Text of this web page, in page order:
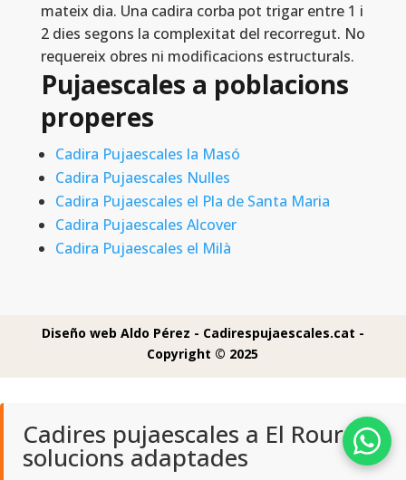
mateix dia. Una cadira corba pot trigar entre 1 i
2 dies segons la complexitat del recorregut. No
requereix obres ni modificacions estructurals.
Pujaescales a poblacions
properes
Cadira Pujaescales la Masó
Cadira Pujaescales Nulles
Cadira Pujaescales el Pla de Santa Maria
Cadira Pujaescales Alcover
Cadira Pujaescales el Milà
Diseño web Aldo Pérez - Cadirespujaescales.cat -
Copyright © 2025
Cadires pujaescales a El Rourell:
solucions adaptades